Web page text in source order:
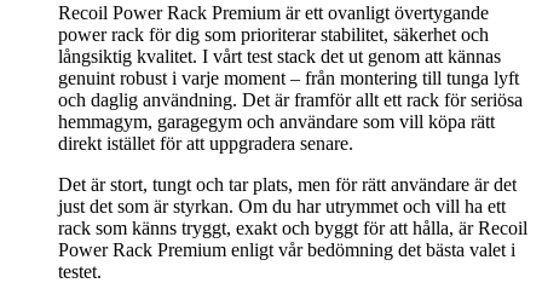
Recoil Power Rack Premium är ett ovanligt övertygande
power rack för dig som prioriterar stabilitet, säkerhet och
långsiktig kvalitet. I vårt test stack det ut genom att kännas
genuint robust i varje moment – från montering till tunga lyft
och daglig användning. Det är framför allt ett rack för seriösa
hemmagym, garagegym och användare som vill köpa rätt
direkt istället för att uppgradera senare.
Det är stort, tungt och tar plats, men för rätt användare är det
just det som är styrkan. Om du har utrymmet och vill ha ett
rack som känns tryggt, exakt och byggt för att hålla, är Recoil
Power Rack Premium enligt vår bedömning det bästa valet i
testet.